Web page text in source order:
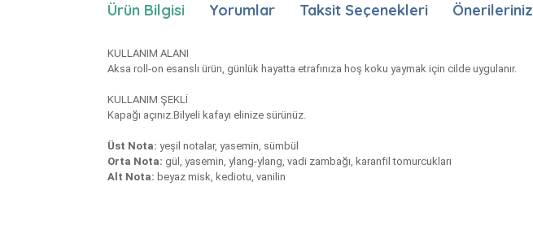
Ürün Bilgisi Yorumlar Taksit Seçenekleri Önerileriniz
KULLANIM ALANI
Aksa roll-on esanslı ürün, günlük hayatta etrafınıza hoş koku yaymak için cilde uygulanır.
KULLANIM ŞEKLİ
Kapağı açınız.Bilyeli kafayı elinize sürünüz.
Üst Nota: yeşil notalar, yasemin, sümbül
Orta Nota: gül, yasemin, ylang-ylang, vadi zambağı, karanfil tomurcukları
Alt Nota: beyaz misk, kediotu, vanilin